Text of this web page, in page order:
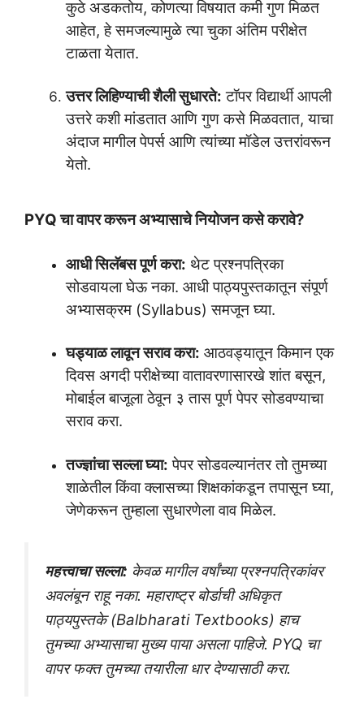
कुठे अडकतोय, कोणत्या विषयात कमी गुण मिळत
आहेत, हे समजल्यामुळे त्या चुका अंतिम परीक्षेत
टाळता येतात.
उत्तर लिहिण्याची शैली सुधारते: टॉपर विद्यार्थी आपली
उत्तरे कशी मांडतात आणि गुण कसे मिळवतात, याचा
अंदाज मागील पेपर्स आणि त्यांच्या मॉडेल उत्तरांवरून
येतो.
PYQ चा वापर करून अभ्यासाचे नियोजन कसे करावे?
आधी सिलॅबस पूर्ण करा: थेट प्रश्नपत्रिका
सोडवायला घेऊ नका. आधी पाठ्यपुस्तकातून संपूर्ण
अभ्यासक्रम (Syllabus) समजून घ्या.
घड्याळ लावून सराव करा: आठवड्यातून किमान एक
दिवस अगदी परीक्षेच्या वातावरणासारखे शांत बसून,
मोबाईल बाजूला ठेवून ३ तास पूर्ण पेपर सोडवण्याचा
सराव करा.
तज्ज्ञांचा सल्ला घ्या: पेपर सोडवल्यानंतर तो तुमच्या
शाळेतील किंवा क्लासच्या शिक्षकांकडून तपासून घ्या,
जेणेकरून तुम्हाला सुधारणेला वाव मिळेल.
महत्त्वाचा सल्ला: केवळ मागील वर्षांच्या प्रश्नपत्रिकांवर
अवलंबून राहू नका. महाराष्ट्र बोर्डाची अधिकृत
पाठ्यपुस्तके (Balbharati Textbooks) हाच
तुमच्या अभ्यासाचा मुख्य पाया असला पाहिजे. PYQ चा
वापर फक्त तुमच्या तयारीला धार देण्यासाठी करा.